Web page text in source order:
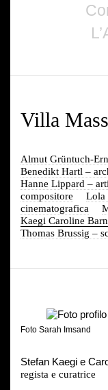
Villa
Almut Grüntuch-
Benedikt Hartl –
Hanne Lippard –
compositore
Lola
cinematografica
Kaegi Caroline
Thomas Brussig –
Foto Sarah Imsand
Stefan Kaegi e
regista e curatrice